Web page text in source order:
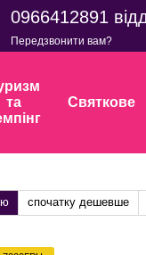
0966412891
Передзвонити вам?
та
Святкове
спочатку дешевше